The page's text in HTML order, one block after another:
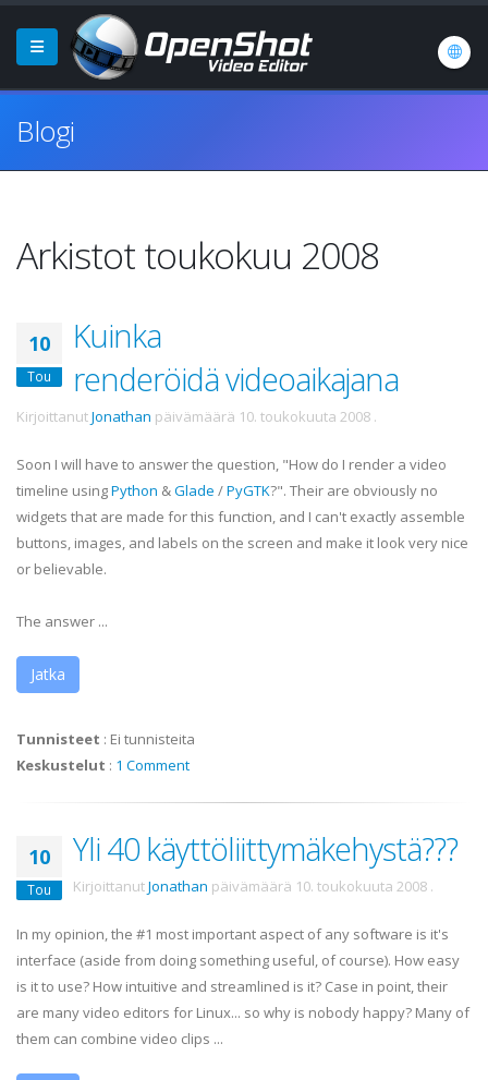
Blogi
Arkistot toukokuu 2008
10
Tou
Kuinka
renderöidä videoaikajana
KirjoittanutJonathan päivämäärä 10. toukokuuta 2008 .
Soon I will have to answer the question, "How do I render a video
timeline usingPython &Glade /PyGTK?". Their are obviously no
widgets that are made for this function, and I can't exactly assemble
buttons, images, and labels on the screen and make it look very nice
or believable.
The answer ...
Jatka
Tunnisteet : Ei tunnisteita
Keskustelut : 1 Comment
10
Tou
Yli 40 käyttöliittymäkehystä???
KirjoittanutJonathan päivämäärä 10. toukokuuta 2008 .
In my opinion, the #1 most important aspect of any software is it's
interface (aside from doing something useful, of course). How easy
is it to use? How intuitive and streamlined is it? Case in point, their
are many video editors for Linux... so why is nobody happy? Many of
them can combine video clips ...